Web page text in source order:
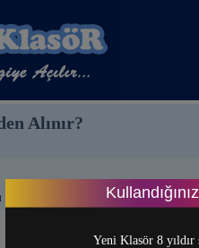
Yeni Klasör 8
Alınır?